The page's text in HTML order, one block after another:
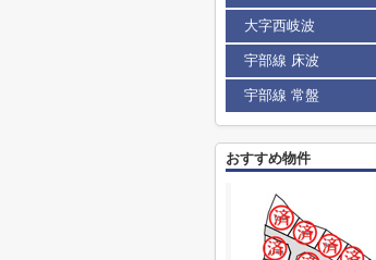
大字西岐波
宇部線 床波
宇部線 常盤
おすすめ物件